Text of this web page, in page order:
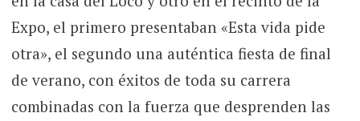
Expo, el primero presentaban «Esta vida pide
otra», el segundo una auténtica fiesta de final
de verano, con éxitos de toda su carrera
combinadas con la fuerza que desprenden las